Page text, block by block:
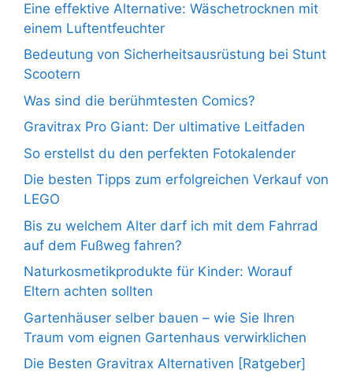
Eine effektive Alternative: Wäschetrocknen mit
einem Luftentfeuchter
Bedeutung von Sicherheitsausrüstung bei Stunt
Scootern
Was sind die berühmtesten Comics?
Gravitrax Pro Giant: Der ultimative Leitfaden
So erstellst du den perfekten Fotokalender
Die besten Tipps zum erfolgreichen Verkauf von
LEGO
Bis zu welchem Alter darf ich mit dem Fahrrad
auf dem Fußweg fahren?
Naturkosmetikprodukte für Kinder: Worauf
Eltern achten sollten
Gartenhäuser selber bauen – wie Sie Ihren
Traum vom eignen Gartenhaus verwirklichen
Die Besten Gravitrax Alternativen [Ratgeber]